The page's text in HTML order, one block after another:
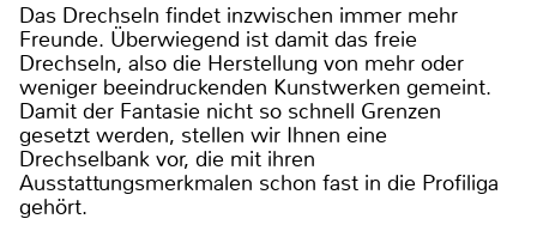
Das Drechseln findet inzwischen immer mehr
Freunde. Überwiegend ist damit das freie
Drechseln, also die Herstellung von mehr oder
weniger beeindruckenden Kunstwerken gemeint.
Damit der Fantasie nicht so schnell Grenzen
gesetzt werden, stellen wir Ihnen eine
Drechselbank vor, die mit ihren
Ausstattungsmerkmalen schon fast in die Profiliga
gehört.